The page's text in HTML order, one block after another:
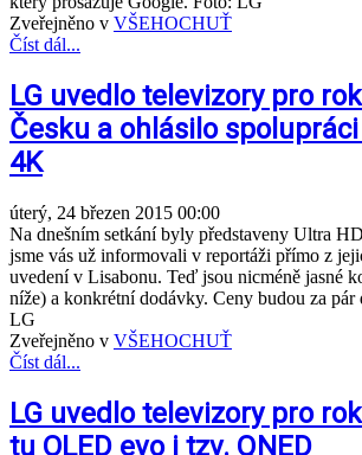
Zveřejněno v VŠEHOCHUŤ
Číst dál...
LG uvedlo televizory pro
Česku a ohlásilo
4K
úterý, 24 březen 2015 00:00
Na dnešním setkání byly představeny Ultra
jsme vás už informovali v reportáži přímo z
uvedení v Lisabonu. Teď jsou nicméně jasné
níže) a konkrétní dodávky. Ceny budou za
LG
Zveřejněno v VŠEHOCHUŤ
Číst dál...
LG uvedlo televizory pro
tu OLED evo i tzv. QNED